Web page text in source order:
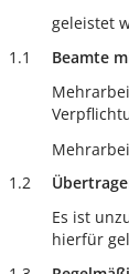
geleistet
1.1
Beamte
1.2
Es ist
hierfür